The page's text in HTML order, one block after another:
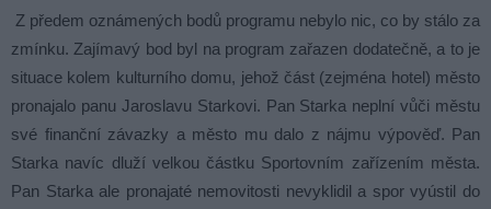
Z předem oznámených bodů programu nebylo nic, co by stálo za
zmínku. Zajímavý bod byl na program zařazen dodatečně, a to je
situace kolem kulturního domu, jehož část (zejména hotel) město
pronajalo panu Jaroslavu Starkovi. Pan Starka neplní vůči městu
své finanční závazky a město mu dalo z nájmu výpověď. Pan
Starka navíc dluží velkou částku Sportovním zařízením města.
Pan Starka ale pronajaté nemovitosti nevyklidil a spor vyústil do